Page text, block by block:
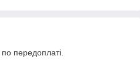
по передоплаті.